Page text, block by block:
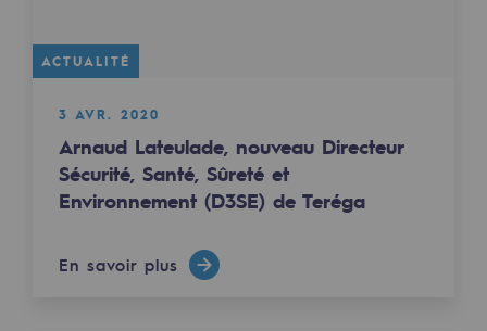
Notre vision
Gaz renouvelables et procédés
Pyrogazéification et gazéification
Captage de CO2
ACTUALITÉ
3 AVR. 2020
Arnaud Lateulade, nouveau Directeur
Sécurité, Santé, Sûreté et
Environnement (D3SE) de Teréga
En savoir plus